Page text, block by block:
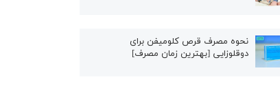
نحوه مصرف قرص کلومیفن برای
دوقلوزایی [بهترین زمان مصرف]